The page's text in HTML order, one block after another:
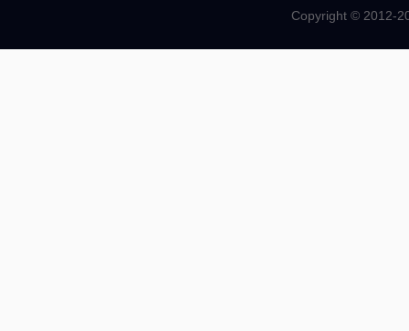
Copyright © 2012-